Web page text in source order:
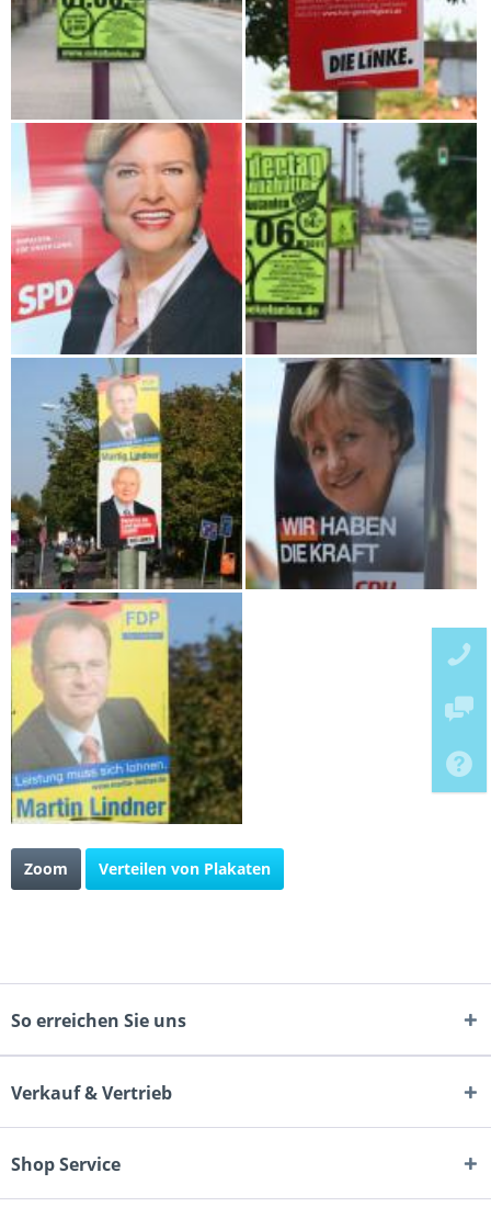
Zoom Verteilen von Plakaten
So erreichen Sie uns
Verkauf & Vertrieb
Shop Service